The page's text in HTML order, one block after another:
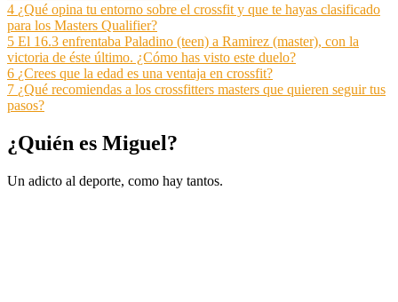
4 ¿Qué opina tu entorno sobre el crossfit y que te hayas clasificado
para los Masters Qualifier?
5 El 16.3 enfrentaba Paladino (teen) a Ramirez (master), con la
victoria de éste último. ¿Cómo has visto este duelo?
6 ¿Crees que la edad es una ventaja en crossfit?
7 ¿Qué recomiendas a los crossfitters masters que quieren seguir tus
pasos?
¿Quién es Miguel?
Un adicto al deporte, como hay tantos.